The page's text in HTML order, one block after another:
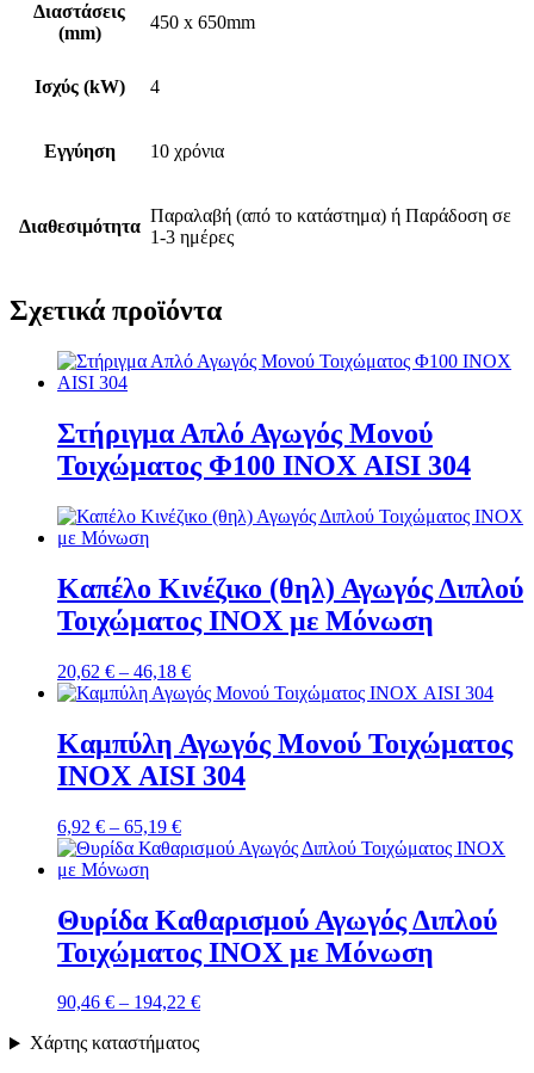
Διαστάσεις
(mm)
450 x 650mm
Ισχύς (kW) 4
Εγγύηση 10 χρόνια
Διαθεσιμότητα
Παραλαβή (από το κατάστημα) ή Παράδοση σε
1-3 ημέρες
Σχετικά προϊόντα
Στήριγμα Απλό Αγωγός Μονού
Τοιχώματος Φ100 ΙΝΟΧ AISI 304
Καπέλο Κινέζικο (θηλ) Αγωγός Διπλού
Τοιχώματος ΙΝΟΧ με Μόνωση
20,62 € – 46,18 €Price
range:
through
46,18 €
Καμπύλη Αγωγός Μονού Τοιχώματος
ΙΝΟΧ AISI 304
6,92 € – 65,19 €Price
range:
65,19 €
Θυρίδα Καθαρισμού Αγωγός Διπλού
Τοιχώματος ΙΝΟΧ με Μόνωση
90,46 € – 194,22 €Price
90,46 €
Χάρτης καταστήματος